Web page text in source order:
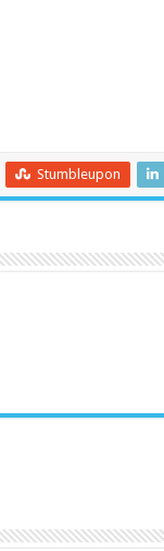
Stumbleupon